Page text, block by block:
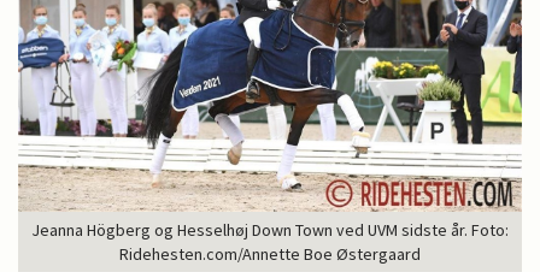
Jeanna Högberg og Hesselhøj Down Town ved UVM sidste år. Foto:
Ridehesten.com/Annette Boe Østergaard